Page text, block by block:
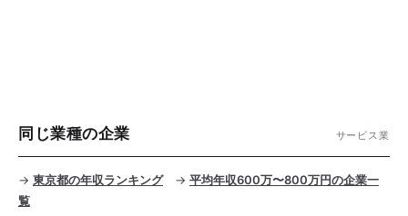
同じ業種の企業 サービス業
→ 東京都の年収ランキング→ 平均年収600万〜800万円の企業一
覧